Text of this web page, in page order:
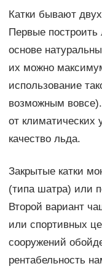
Катки бывают
Первые
основе
их можно
использование
возможным
от климатических
качество льда.
Закрытые катки
(типа шатра) или
Второй вариант
или спортивных
сооружений
рентабельность